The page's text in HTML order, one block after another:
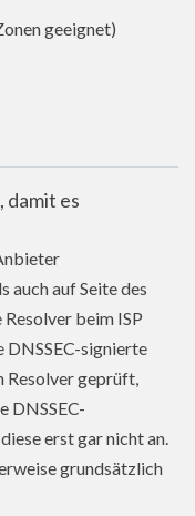
geeignet)
damit es
auch auf Seite des
Resolver beim ISP
DNSSEC-signierte
Resolver geprüft,
DNSSEC-
erst gar nicht an.
grundsätzlich